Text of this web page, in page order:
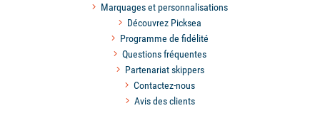
Marquages et personnalisations
Découvrez Picksea
Programme de fidélité
Questions fréquentes
Partenariat skippers
Contactez-nous
Avis des clients